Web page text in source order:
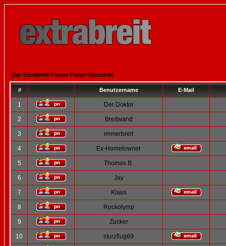
Das Extrabreit-Forum Foren-Übersicht
# Benutzername E-Mail
1 Der Doktor
2 Breitwand
3 immerbreit
4 Ex-Hometowner
5 Thomas B.
6 Jay
7 Klaus
8 Rockolymp
9 Zucker
10 sturzflug69